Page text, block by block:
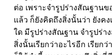
ต่อ เพราะจำรูปร่างสัณฐาน
แล้ว ก็ยังคิดถึงสิ่งนั้นว่า ยังค
ใด มีรูปร่างสัณฐาน จำรูปร่า
สิ่งนั้นเรียกว่าอะไรอีก เรียก